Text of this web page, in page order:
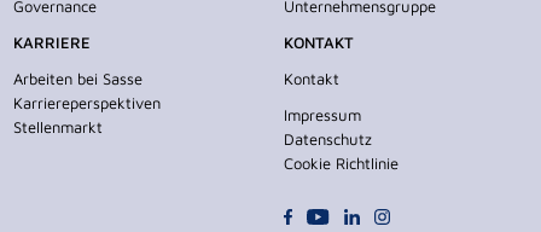
Governance
KARRIERE
Arbeiten bei Sasse
Karriereperspektiven
Stellenmarkt
Unternehmensgruppe
KONTAKT
Kontakt
Impressum
Datenschutz
Cookie Richtlinie